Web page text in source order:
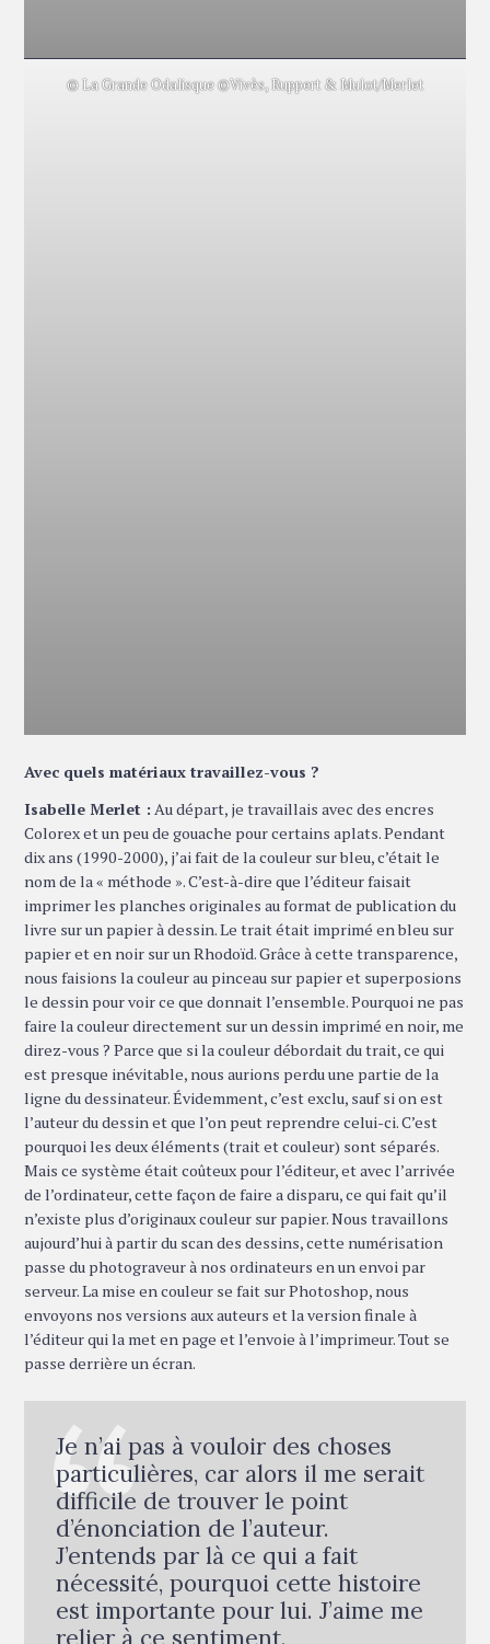
© La Grande Odalisque ©Vivès, Ruppert & Mulot/Merlet
Avec quels matériaux travaillez-vous ?
Isabelle Merlet : Au départ, je travaillais avec des encres
Colorex et un peu de gouache pour certains aplats. Pendant
dix ans (1990-2000), j’ai fait de la couleur sur bleu, c’était le
nom de la « méthode ». C’est-à-dire que l’éditeur faisait
imprimer les planches originales au format de publication du
livre sur un papier à dessin. Le trait était imprimé en bleu sur
papier et en noir sur un Rhodoïd. Grâce à cette transparence,
nous faisions la couleur au pinceau sur papier et superposions
le dessin pour voir ce que donnait l’ensemble. Pourquoi ne pas
faire la couleur directement sur un dessin imprimé en noir, me
direz-vous ? Parce que si la couleur débordait du trait, ce qui
est presque inévitable, nous aurions perdu une partie de la
ligne du dessinateur. Évidemment, c’est exclu, sauf si on est
l’auteur du dessin et que l’on peut reprendre celui-ci. C’est
pourquoi les deux éléments (trait et couleur) sont séparés.
Mais ce système était coûteux pour l’éditeur, et avec l’arrivée
de l’ordinateur, cette façon de faire a disparu, ce qui fait qu’il
n’existe plus d’originaux couleur sur papier. Nous travaillons
aujourd’hui à partir du scan des dessins, cette numérisation
passe du photograveur à nos ordinateurs en un envoi par
serveur. La mise en couleur se fait sur Photoshop, nous
envoyons nos versions aux auteurs et la version finale à
l’éditeur qui la met en page et l’envoie à l’imprimeur. Tout se
passe derrière un écran.
Je n’ai pas à vouloir des choses
particulières, car alors il me serait
difficile de trouver le point
d’énonciation de l’auteur.
J’entends par là ce qui a fait
nécessité, pourquoi cette histoire
est importante pour lui. J’aime me
relier à ce sentiment.